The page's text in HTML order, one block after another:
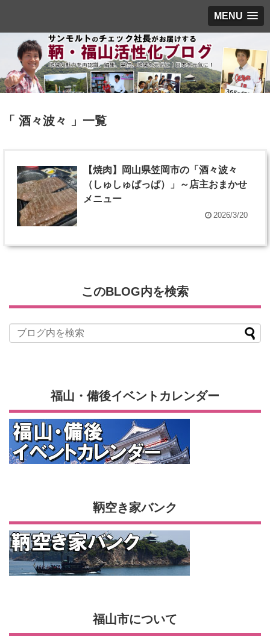
MENU
「 酒々波々 」一覧
【焼肉】岡山県笠岡市の「酒々波々
（しゅしゅぱっぱ）」～店主おまかせ
メニュー
2026/3/20
このBLOG内を検索
福山・備後イベントカレンダー
鞆空き家バンク
福山市について